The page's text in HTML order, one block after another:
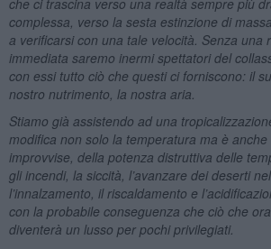
complessa, verso la sesta estinzione di
a verificarsi con una tale velocità. Senza una
immediata saremo inermi spettatori del
con essi tutto ciò che questi ci forniscono: il
nostro nutrimento, la nostra aria.
Stiamo già assistendo ad una
modifica non solo la temperatura ma è
improvvise, della potenza distruttiva delle
gli incendi, la siccità, l’avanzare dei deserti
l’innalzamento, il riscaldamento e
con la probabile conseguenza che ciò che
diventerà un lusso per pochi privilegiati.